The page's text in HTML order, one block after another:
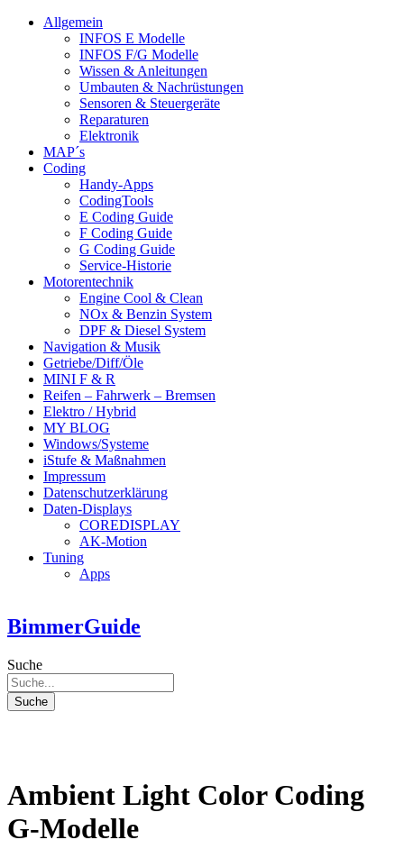
Allgemein
INFOS E Modelle
INFOS F/G Modelle
Wissen & Anleitungen
Umbauten & Nachrüstungen
Sensoren & Steuergeräte
Reparaturen
Elektronik
MAP´s
Coding
Handy-Apps
CodingTools
E Coding Guide
F Coding Guide
G Coding Guide
Service-Historie
Motorentechnik
Engine Cool & Clean
NOx & Benzin System
DPF & Diesel System
Navigation & Musik
Getriebe/Diff/Öle
MINI F & R
Reifen – Fahrwerk – Bremsen
Elektro / Hybrid
MY BLOG
Windows/Systeme
iStufe & Maßnahmen
Impressum
Datenschutzerklärung
Daten-Displays
COREDISPLAY
AK-Motion
Tuning
Apps
BimmerGuide
Suche
Suche
Ambient Light Color Coding
G-Modelle